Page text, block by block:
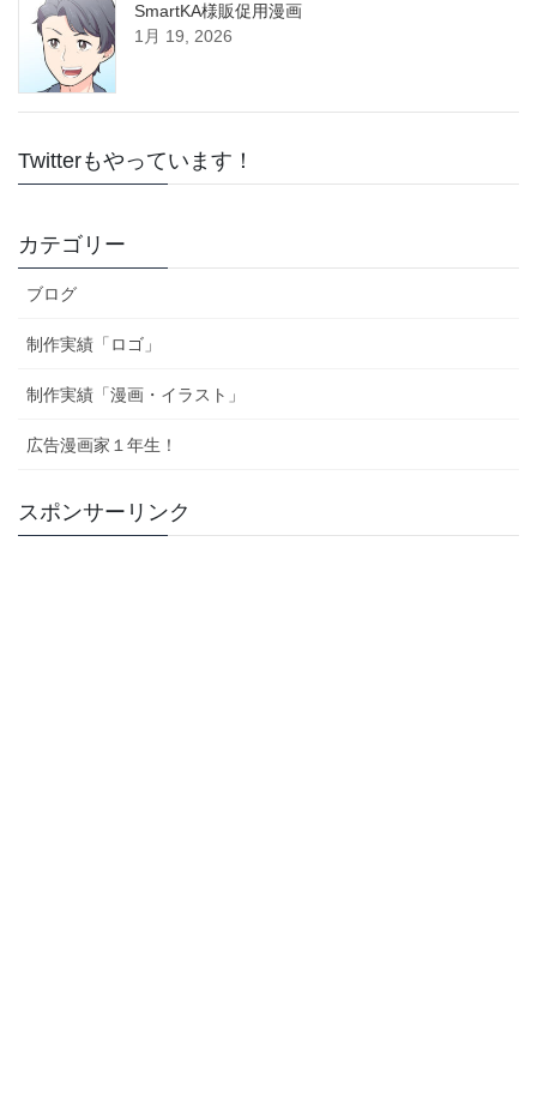
SmartKA様販促用漫画
1月 19, 2026
Twitterもやっています！
カテゴリー
ブログ
制作実績「ロゴ」
制作実績「漫画・イラスト」
広告漫画家１年生！
スポンサーリンク